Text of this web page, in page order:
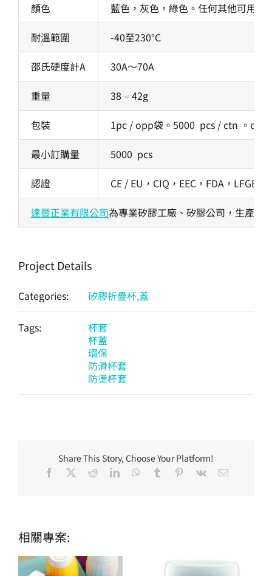
顏色
藍色，灰色，綠色。任何其他可用的
耐溫範圍
-40至230°C
邵氏硬度計A
30A〜70A
重量
38 – 42g
包裝
1pc / opp袋。5000 pcs / ctn 。ctn
最小訂購量
5000 pcs
認證
CE / EU，CIQ，EEC，FDA，LFGB
達豐正業有限公司為專業矽膠工廠、矽膠公司，生產各
Project Details
Categories: 矽膠折疊杯,蓋
Tags:
杯套
杯蓋
環保
防滑杯套
防燙杯套
Share This Story, Choose Your Platform!
Facebook RedditLinkedInWhatsApp
Tumblr Pinterest
Vk Email:
相關專案: